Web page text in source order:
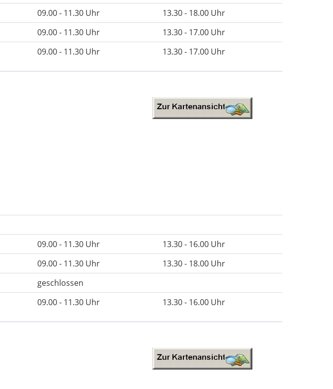
09.00 - 11.30 Uhr
13.30 - 18.00 Uhr
09.00 - 11.30 Uhr
13.30 - 17.00 Uhr
09.00 - 11.30 Uhr 13.30 - 17.00 Uhr
09.00 - 11.30 Uhr
13.30 - 16.00 Uhr
09.00 - 11.30 Uhr
13.30 - 18.00 Uhr
geschlossen
09.00 - 11.30 Uhr 13.30 - 16.00 Uhr